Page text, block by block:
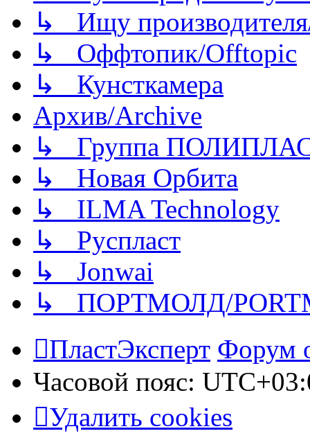
↳ Ищу
↳ Оффтопик/Offtopic
↳ Кунсткамера
Архив/Archive
↳ Группа
↳ Новая Орбита
↳ ILMA Technology
↳ Руспласт
↳ Jonwai
↳ ПОРТМОЛД/
ПластЭксперт Форум
Часовой пояс:
Удалить cookies